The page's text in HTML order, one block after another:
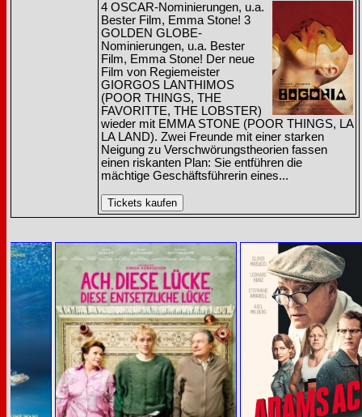
4 OSCAR-Nominierungen, u.a.
Bester Film, Emma Stone! 3
GOLDEN GLOBE-
Nominierungen, u.a. Bester
Film, Emma Stone! Der neue
Film von Regiemeister
GIORGOS LANTHIMOS
(POOR THINGS, THE
FAVORITTE, THE LOBSTER)
wieder mit EMMA STONE (POOR THINGS, LA
LA LAND). Zwei Freunde mit einer starken
Neigung zu Verschwörungstheorien fassen
einen riskanten Plan: Sie entführen die
mächtige Geschäftsführerin eines...